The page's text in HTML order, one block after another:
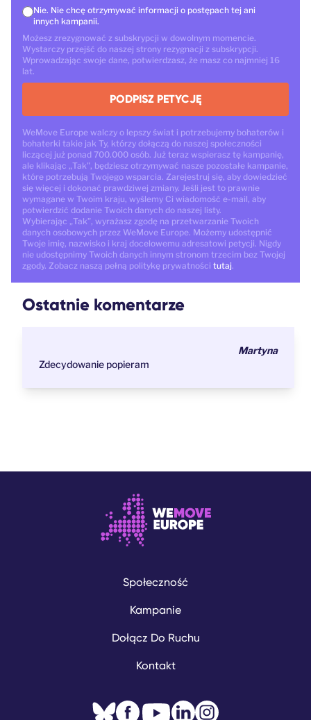
Nie. Nie chcę otrzymywać informacji o postępach tej ani
innych kampanii.
Możesz zrezygnować z subskrypcji w dowolnym momencie.
Wystarczy przejść do naszej strony rezygnacji z subskrypcji.
Wprowadzając swoje dane, potwierdzasz, że masz co najmniej 16
lat.
PODPISZ PETYCJĘ
WeMove Europe walczy o lepszy świat i potrzebujemy bohaterów i
bohaterki takie jak Ty, którzy dołączą do naszej społeczności
liczącej już ponad 700.000 osób. Już teraz wspierasz tę kampanię,
ale klikając „Tak”, będziesz otrzymywać nasze pozostałe kampanie,
które potrzebują Twojego wsparcia. Zarejestruj się, aby dowiedzieć
się więcej i dokonać prawdziwej zmiany. Jeśli jest to prawnie
wymagane w Twoim kraju, wyślemy Ci wiadomość e-mail, aby
potwierdzić dodanie Twoich danych do naszej listy.
Wybierając „Tak”, wyrażasz zgodę na przetwarzanie Twoich
danych osobowych przez WeMove Europe. Możemy udostępnić
Twoje imię, nazwisko i kraj docelowemu adresatowi petycji. Nigdy
nie udostępnimy Twoich danych innym stronom trzecim bez Twojej
zgody. Zobacz naszą pełną politykę prywatności tutaj.
Ostatnie komentarze
Martyna
Zdecydowanie popieram
Społeczność
Kampanie
Dołącz Do Ruchu
Kontakt